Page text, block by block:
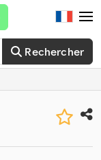
Rechercher